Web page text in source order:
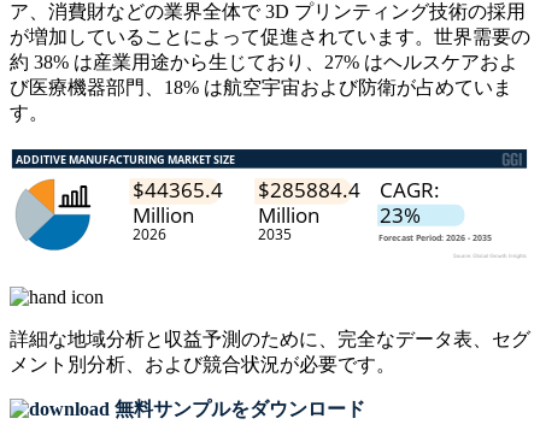
ア、消費財などの業界全体で 3D プリンティング技術の採用
が増加していることによって促進されています。世界需要の
約 38% は産業用途から生じており、27% はヘルスケアおよ
び医療機器部門、18% は航空宇宙および防衛が占めていま
す。
詳細な地域分析と収益予測のために、 完全なデータ表、セグ
メント別分析、および競合状況が必要です。
無料サンプルをダウンロード